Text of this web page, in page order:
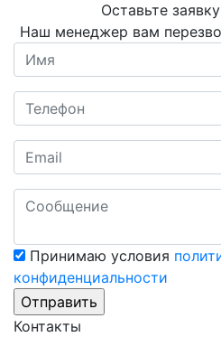
Оставьте
Наш менеджер вам
Принимаю условия
конфиденциальности
Контакты